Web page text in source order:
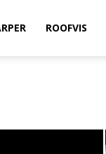
ROOFVIS